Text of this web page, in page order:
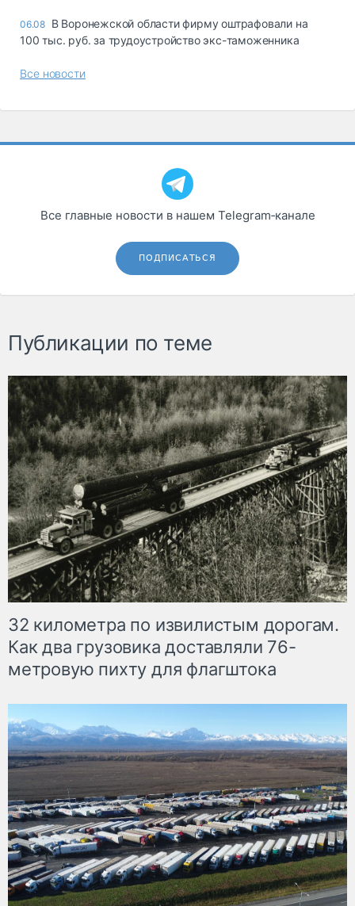
06.08 В Воронежской области фирму оштрафовали на
100 тыс. руб. за трудоустройство экс-таможенника
Все новости
Все главные новости в нашем Telegram‑канале
ПОДПИСАТЬСЯ
Публикации по теме
32 километра по извилистым дорогам.
Как два грузовика доставляли 76-
метровую пихту для флагштока